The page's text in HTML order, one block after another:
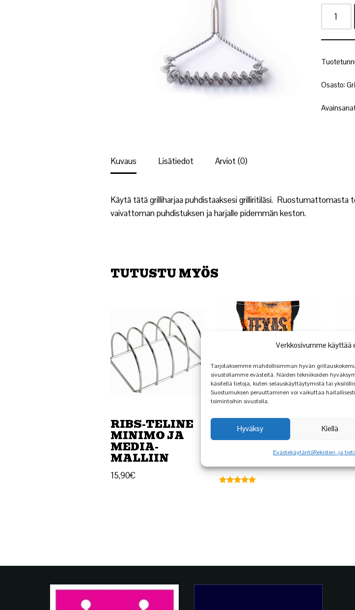
Verkkosivumme käyttää
Tarjotaksemme mahdollisimman hyvän
sivustollamme evästeitä. Näiden tekniikoiden
käsitellä tietoja, kuten selauskäyttäytymistä tai
Suostumuksen peruuttaminen voi vaikuttaa
toimintoihin sivustolla.
Hyväksy Kiellä
EvästekäytäntöRekisteri- ja
Osasto:
Kuvaus Lisätiedot Arviot (0)
Käytä tätä grilliharjaa puhdistaaksesi grilliritiläsi.
vaivattoman puhdistuksen ja harjalle pidemmän keston.
TUTUSTU MYÖS
RIBS-TELINE
MINIMO JA
MEDIA-
MALLIIN
15,90€
LEHTIPUUHIILI
10KG
7,99